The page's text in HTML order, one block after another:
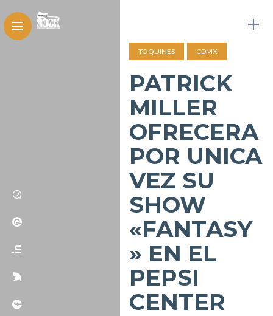
TOQUINES CDMX
PATRICK
MILLER
OFRECERA
POR UNICA
VEZ SU
SHOW
«FANTASY
» EN EL
PEPSI
CENTER